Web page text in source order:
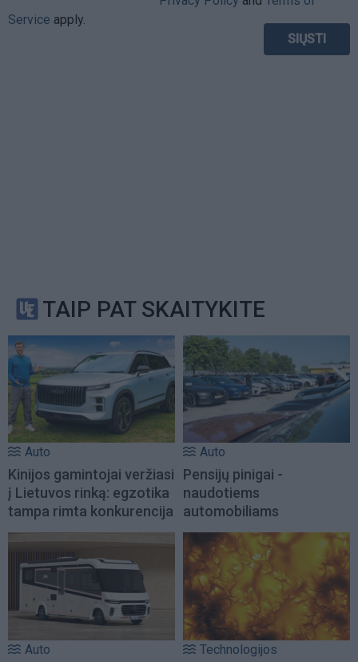
Service apply.
TAIP PAT SKAITYKITE
Auto
Kinijos gamintojai veržiasi
į Lietuvos rinką: egzotika
tampa rimta konkurencija
Auto
Pensijų pinigai -
naudotiems
automobiliams
Auto Technologijos